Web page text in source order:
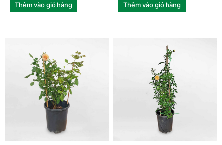
Thêm vào giỏ hàng Thêm vào giỏ hàng